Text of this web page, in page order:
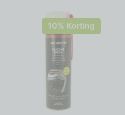
10% Korting